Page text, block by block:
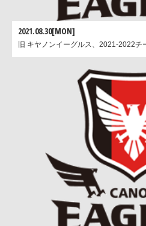
2021.08.30[MON]
旧 キヤノンイーグルス、2021-2022チ